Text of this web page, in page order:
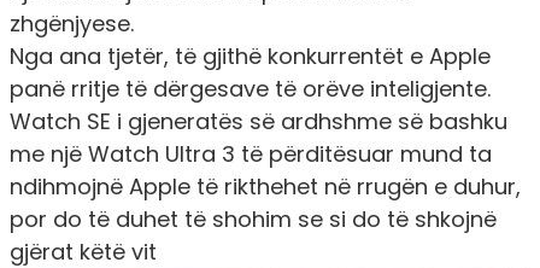
zhgënjyese.
Nga ana tjetër, të gjithë konkurrentët e Apple
panë rritje të dërgesave të orëve inteligjente.
Watch SE i gjeneratës së ardhshme së bashku
me një Watch Ultra 3 të përditësuar mund ta
ndihmojnë Apple të rikthehet në rrugën e duhur,
por do të duhet të shohim se si do të shkojnë
gjërat këtë vit